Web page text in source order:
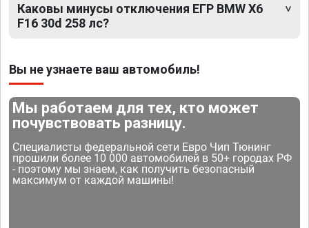
Каковы минусы отключения ЕГР BMW X6
F16 30d 258 лс?
Вы не узнаете ваш автомобиль!
Мы работаем для тех, кто может
почувствовать разницу.
Специалисты федеральной сети Евро Чип Тюнинг
прошили более 10 000 автомобилей в 50+ городах РФ
- поэтому мы знаем, как получить безопасный
максимум от каждой машины!